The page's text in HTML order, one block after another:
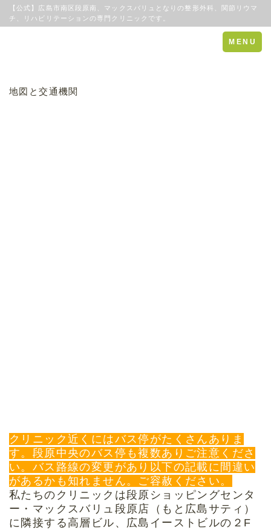
【公式】広島市南区段原南、マックスバリュとなりの整形外科、関節リウマ
チ、リハビリテーションの専門クリニックです。
Toggle
navigation
MENU
地図と交通機関
クリニック近くにはバス停がたくさんありま
す。段原中央のバス停も複数ありご注意くださ
い。バス路線の変更があり以下の記載に間違い
があるかも知れません。ご容赦ください。
私たちのクリニックは段原ショッピングセンタ
ー・マックスバリュ段原店（もと広島サティ）
に隣接する高層ビル、広島イーストビルの２F